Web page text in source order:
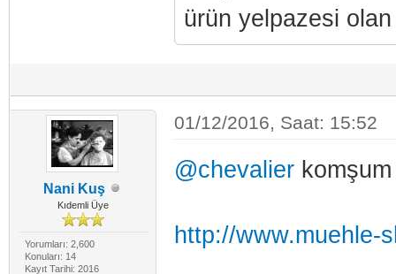
ürün yelpazesi
Nani Kuş
Kıdemli Üye
Yorumları: 2,600
Konuları: 14
Kayıt Tarihi: 2016
01/12/2016, Saat: 15:52
@chevalierkomşum
http://www.muehle-